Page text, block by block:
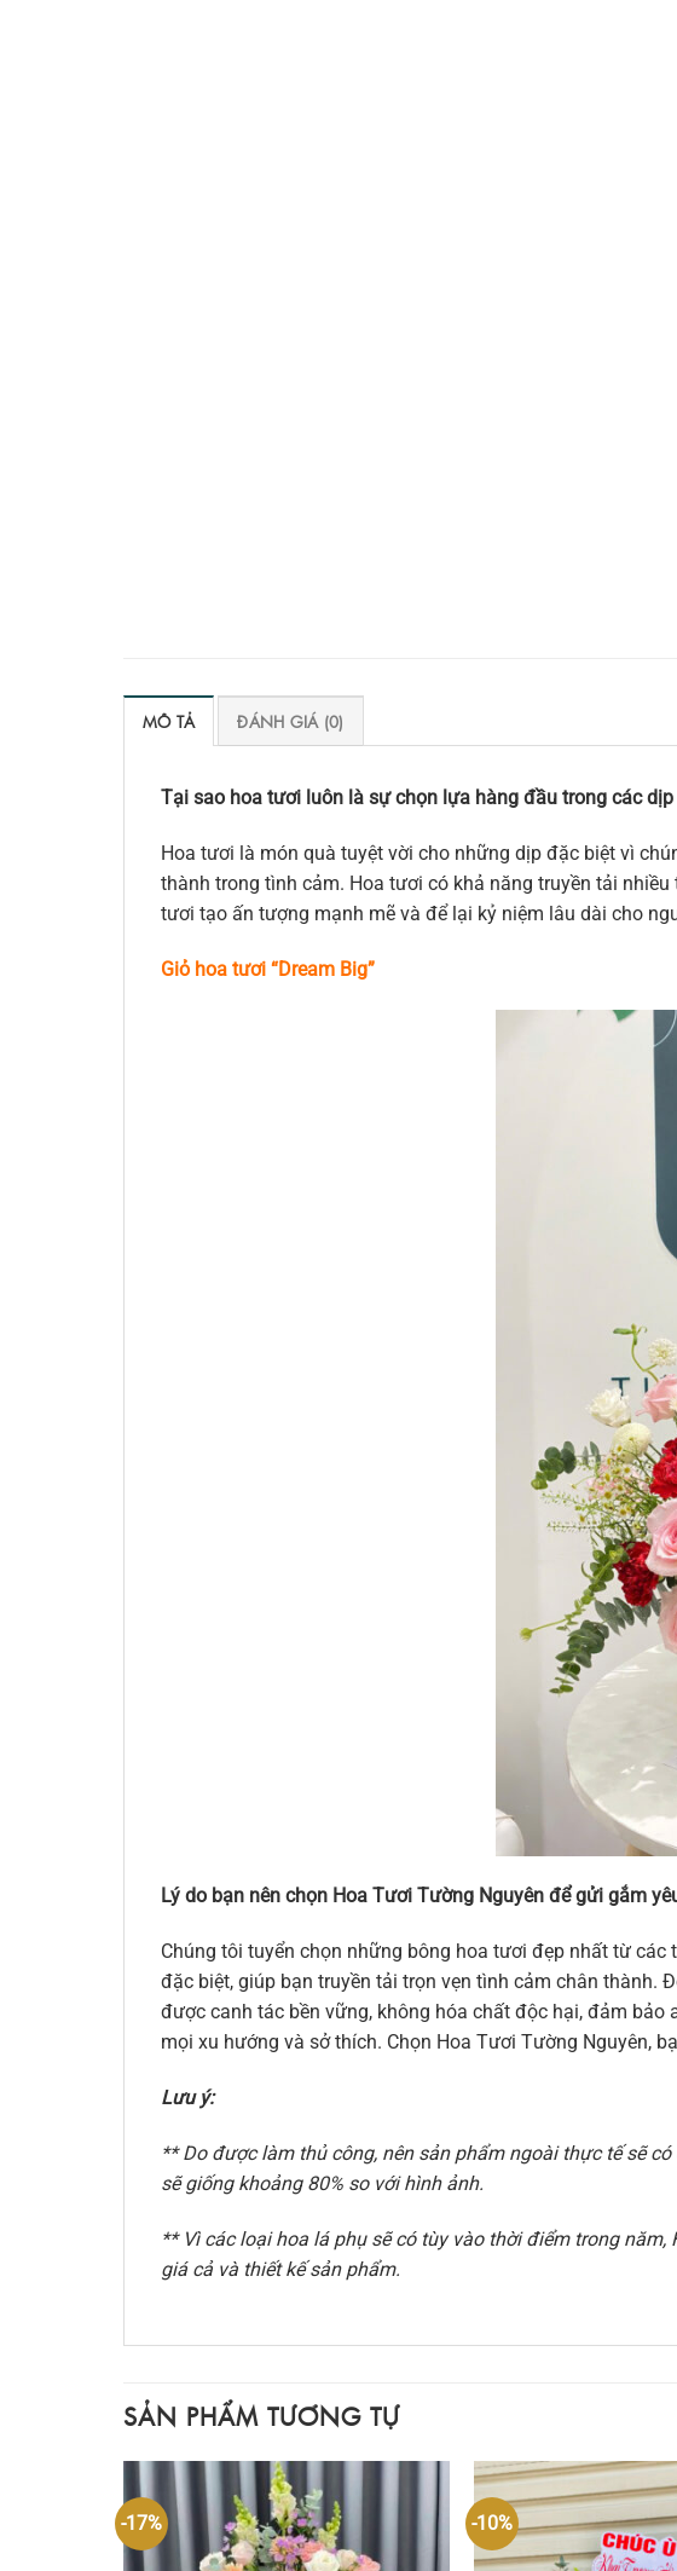
MÔ TẢ ĐÁNH GIÁ (0)
Tại sao hoa tươi luôn là sự chọn lựa hàng đầu trong các
Hoa tươi là món quà tuyệt vời cho những dịp đặc biệt vì
thành trong tình cảm. Hoa tươi có khả năng truyền tải
tươi tạo ấn tượng mạnh mẽ và để lại kỷ niệm lâu dài cho
Giỏ hoa tươi “Dream Big”
Lý do bạn nên chọn Hoa Tươi Tường Nguyên để gửi gắm
Chúng tôi tuyển chọn những bông hoa tươi đẹp nhất từ
đặc biệt, giúp bạn truyền tải trọn vẹn tình cảm chân thành.
được canh tác bền vững, không hóa chất độc hại, đảm
mọi xu hướng và sở thích. Chọn Hoa Tươi Tường Nguyên,
Lưu ý:
** Do được làm thủ công, nên sản phẩm ngoài thực tế sẽ
sẽ giống khoảng 80% so với hình ảnh.
** Vì các loại hoa lá phụ sẽ có tùy vào thời điểm trong
giá cả và thiết kế sản phẩm.
SẢN PHẨM TƯƠNG TỰ
-17% -10%